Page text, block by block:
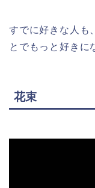
すでに好きな人も
とでもっと好きに
花束